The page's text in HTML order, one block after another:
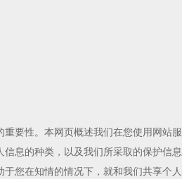
重要性。本网页概述我们在您使用网站服
息的种类，以及我们所采取的保护信息
您在知情的情况下，就和我们共享个人